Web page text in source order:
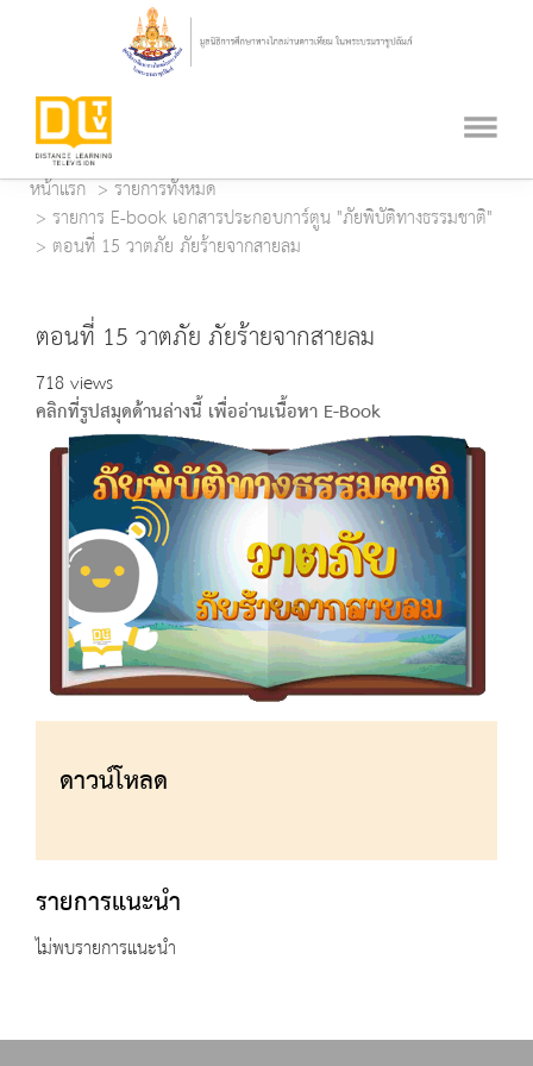
หน้าแรก
รายการทั้งหมด
รายการ E-book เอกสารประกอบการ์ตูน "ภัยพิบัติทางธรรมชาติ"
ตอนที่ 15 วาตภัย ภัยร้ายจากสายลม
ตอนที่ 15 วาตภัย ภัยร้ายจากสายลม
718 views
คลิกที่รูปสมุดด้านล่างนี้ เพื่ออ่านเนื้อหา E-Book
ดาวน์โหลด
รายการแนะนำ
ไม่พบรายการแนะนำ